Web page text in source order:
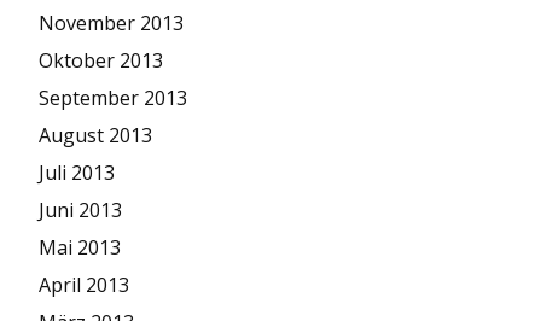
November 2013
Oktober 2013
September 2013
August 2013
Juli 2013
Juni 2013
Mai 2013
April 2013